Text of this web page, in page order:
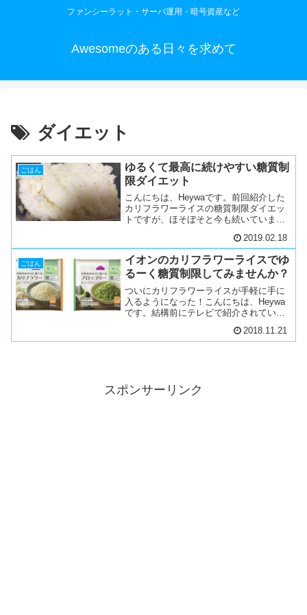
ファンシーラット・サーバ運用・暗号資産など
Awesomeのある日々を求めて
ダイエット
ごはん
ゆるくて最高に続けやすい糖質制
限ダイエット
こんにちは、Heywaです。前回紹介した
カリフラワーライスの糖質制限ダイエッ
トですが、ほそぼそと今も続いていま
トが細くなった気がします。続いている
理由は、アイキャッチにもしているこの
写真を見てもらえればわ...
2019.02.18
ごはん
イオンのカリフラワーライスでゆ
るーく糖質制限してみませんか？
ついにカリフラワーライスが手軽に手に
入るようになった！こんにちは、Heywa
です。結構前にテレビで紹介されていた
においていなかったので試せていなかっ
たカリフラワーライスによる糖質制限ダ
2018.11.21
スポンサーリンク